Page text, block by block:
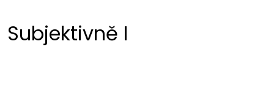
Subjektivně I